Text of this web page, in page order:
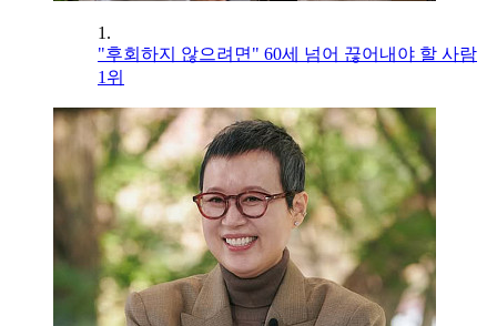
1.
"후회하지 않으려면" 60세 넘어 끊어내야 할 사람
1위